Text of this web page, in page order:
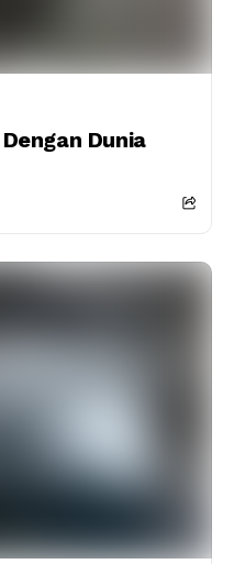
Dunia